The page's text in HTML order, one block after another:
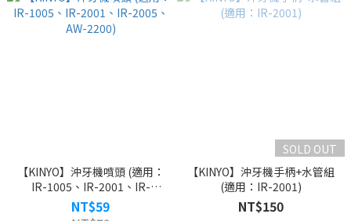
【KINYO】沖牙機噴頭 (適用：
IR-1005、IR-2001、IR-
2005、AW-2200)
NT$59
SOLD OUT
【KINYO】沖牙機手柄+水管組
(適用：IR-2001)
NT$150